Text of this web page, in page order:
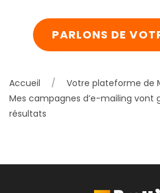
PARLONS DE
Accueil
Votre plateforme de
Mes campagnes d’e-mailing vont
résultats